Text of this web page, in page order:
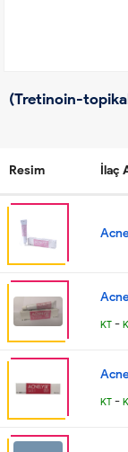
(Tretinoin-
Resim İlaç
KT -
KT -